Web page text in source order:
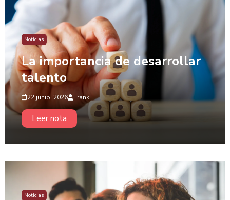
Noticias
La importancia de desarrollar
talento
22 junio, 2026 Frank
Leer nota
Noticias